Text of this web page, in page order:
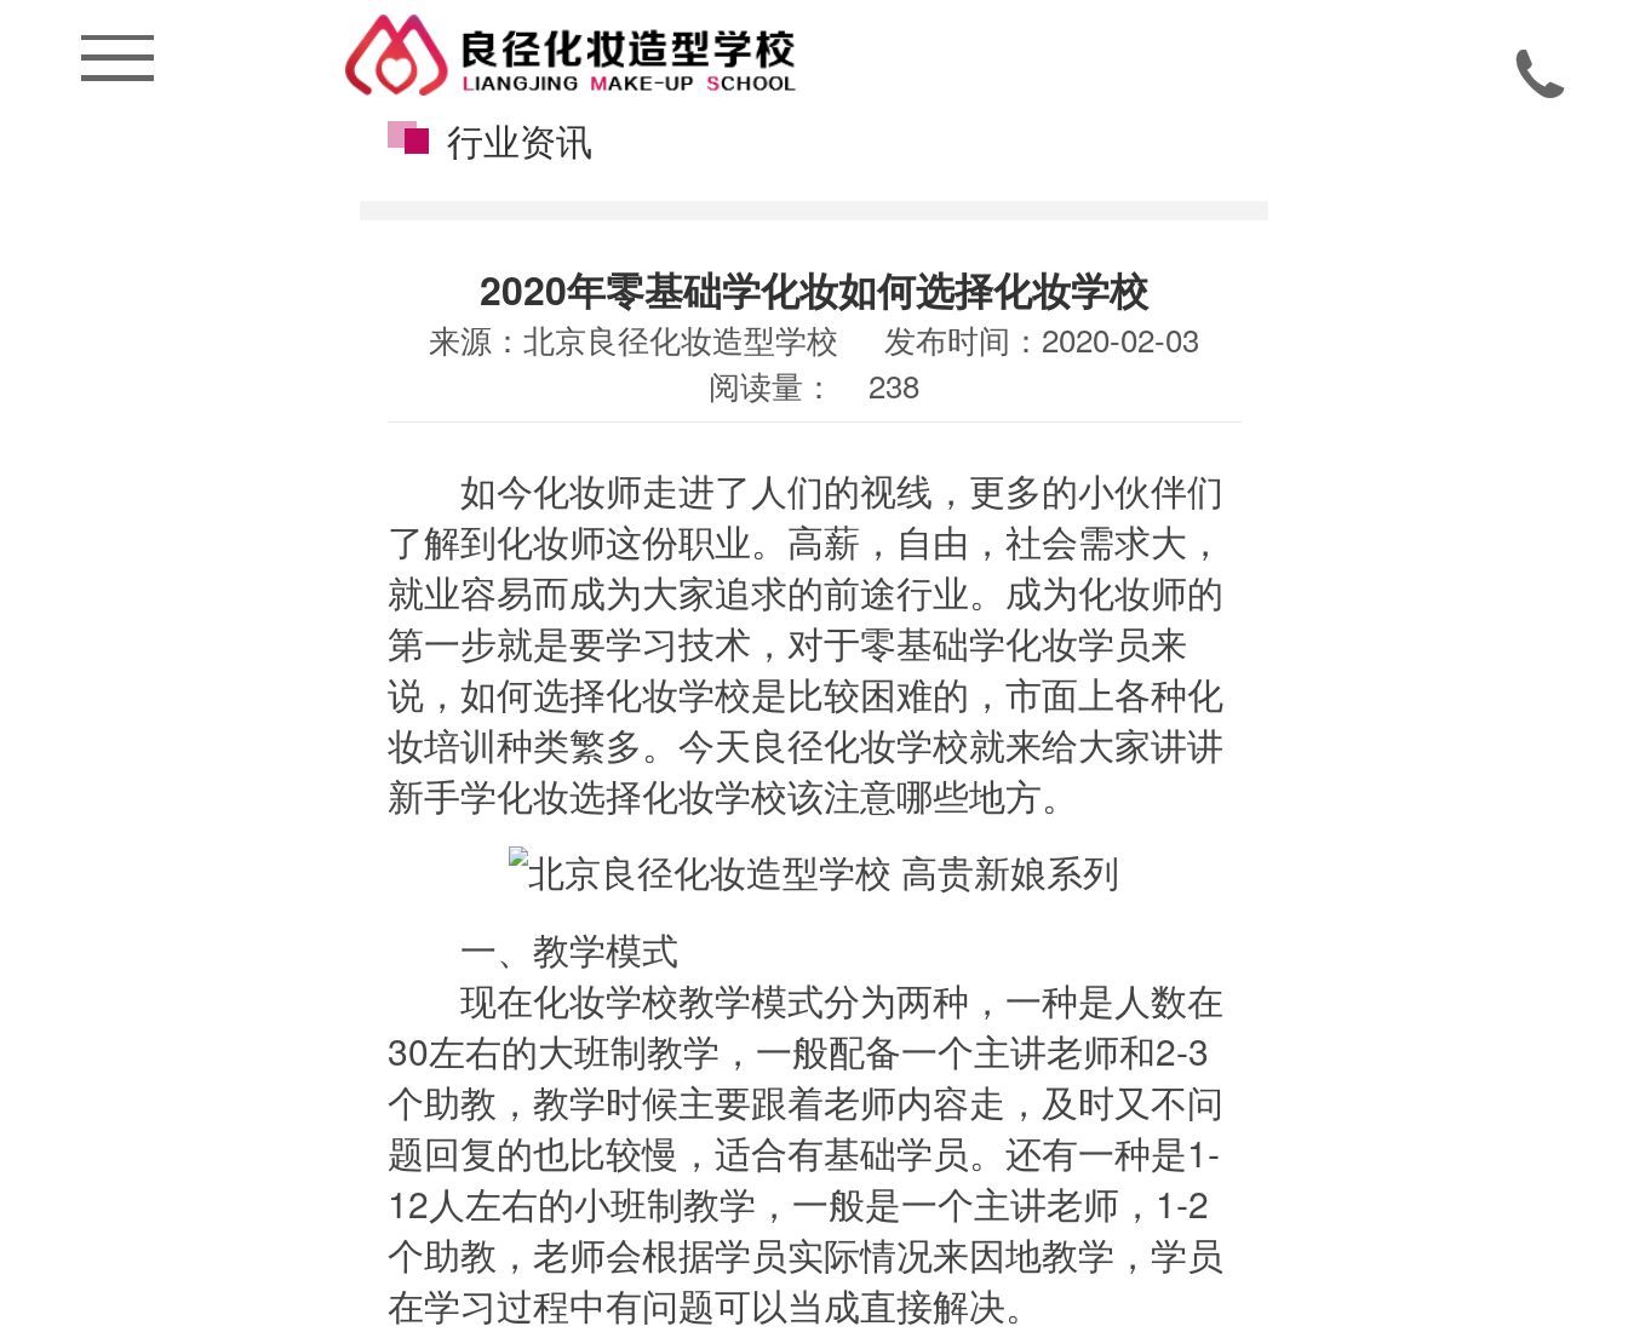

行业资讯
2020年零基础学化妆如何选择化妆学校
来源：北京良径化妆造型学校
发布时间：2020-02-03
阅读量：
238
如今化妆师走进了人们的视线，更多的小伙伴们
了解到化妆师这份职业。高薪，自由，社会需求大，
就业容易而成为大家追求的前途行业。成为化妆师的
第一步就是要学习技术，对于零基础学化妆学员来
说，如何选择化妆学校是比较困难的，市面上各种化
妆培训种类繁多。今天良径化妆学校就来给大家讲讲
新手学化妆选择化妆学校该注意哪些地方。
一、教学模式
现在化妆学校教学模式分为两种，一种是人数在
30左右的大班制教学，一般配备一个主讲老师和2-3
个助教，教学时候主要跟着老师内容走，及时又不问
题回复的也比较慢，适合有基础学员。还有一种是1-
12人左右的小班制教学，一般是一个主讲老师，1-2
个助教，老师会根据学员实际情况来因地教学，学员
在学习过程中有问题可以当成直接解决。